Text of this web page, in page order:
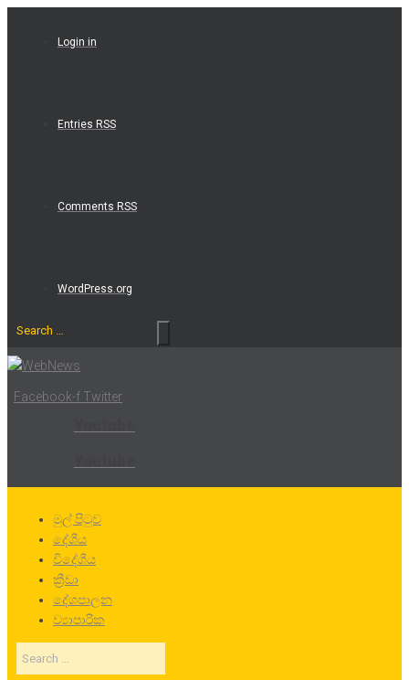
Login in
Entries RSS
Comments RSS
WordPress.org
Search
Facebook-f Twitter
මුල් පිටුව
දේශීය
විදේශීය
ක්‍රීඩා
දේශපාලන
ව්‍යාපාරික
Search
…